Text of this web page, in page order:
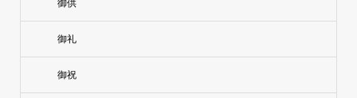
御供
御礼
御祝